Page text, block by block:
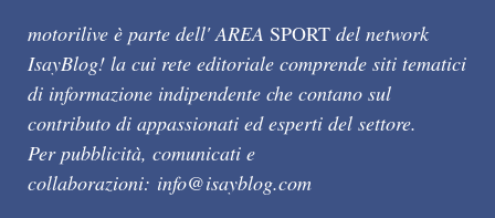
motorilive è parte dell' AREA SPORT del network
IsayBlog! la cui rete editoriale comprende siti tematici
di informazione indipendente che contano sul
contributo di appassionati ed esperti del settore.
Per pubblicità, comunicati e
collaborazioni: info@isayblog.com